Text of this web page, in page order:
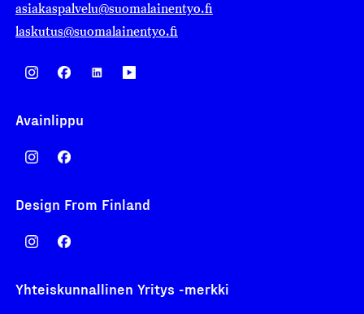
asiakaspalvelu@suomalainentyo.fi
laskutus@suomalainentyo.fi
Avainlippu
Design From Finland
Yhteiskunnallinen Yritys -merkki